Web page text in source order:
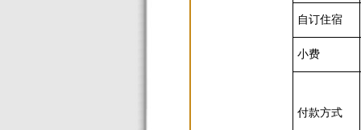
自订住宿
小费
付款方式